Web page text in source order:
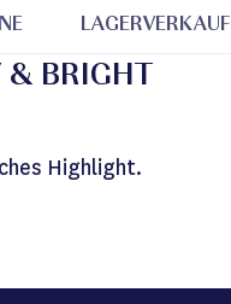
LAGERVERKAUF
& BRIGHT
Highlight.